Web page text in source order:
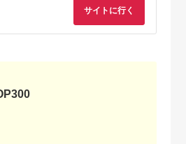
ぶどう 2026年 先行予
約 クイーンニーナ 2
～3房 約1.2kg ブドウ
【産直もぎたて】シ
インマスカット
程度（果実 くだもの
サイトに行く